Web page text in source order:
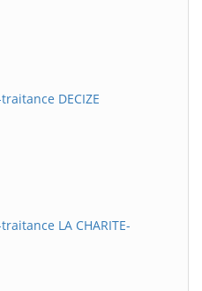
DECIZE
LA CHARITE-